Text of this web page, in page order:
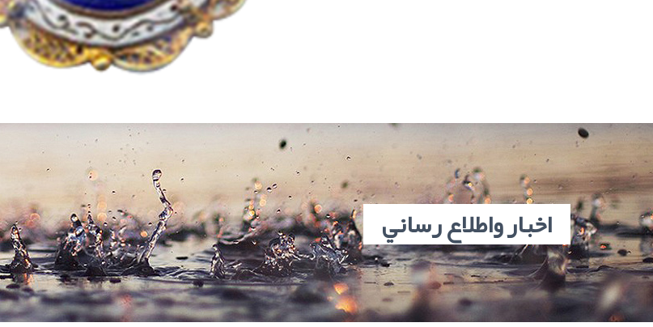
اخبار واطلاع رساني